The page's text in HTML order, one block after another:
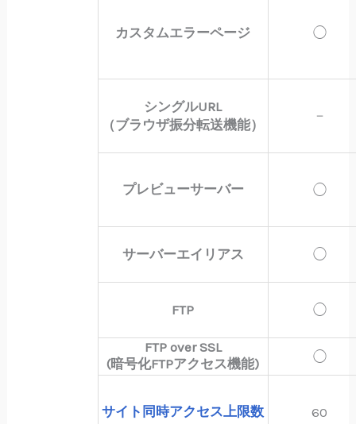
カスタムエラーページ ◯
シングルURL
（ブラウザ振分転送機能）
－
プレビューサーバー ◯
サーバーエイリアス ◯
FTP ◯
FTP over SSL
(暗号化FTPアクセス機能)
◯
サイト同時アクセス上限数 60